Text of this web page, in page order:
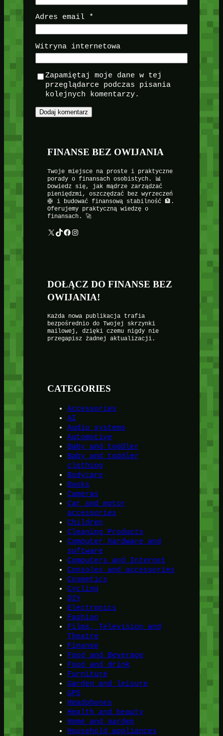
Adres email *
Witryna internetowa
Zapamiętaj moje dane w tej
przeglądarce podczas pisania
kolejnych komentarzy.
FINANSE BEZ OWIJANIA
Twoje miejsce na proste i praktyczne
porady o finansach osobistych. 📊
Dowiedz się, jak mądrze zarządzać
pieniędzmi, oszczędzać bez wyrzeczeń
🛟 i budować finansową stabilność 🏦.
Oferujemy praktyczną wiedzę o
finansach. 🚀
X TikTok Facebook Instagram
DOŁĄCZ DO FINANSE BEZ
OWIJANIA!
Każda nowa publikacja trafia
bezpośrednio do Twojej skrzynki
mailowej, dzięki czemu nigdy nie
przegapisz żadnej aktualizacji.
CATEGORIES
Accessories
AI
Audio systems
Automotive
Baby and toddler
Baby and toddler
clothing
Bodycare
Books
Cameras
Car and motor
accessories
Children
Cleaning Products
Computer hardware and
software
Computers and Internet
Consoles and accessories
Cosmetics
Cycling
DIY
Electronics
Fashion
Films, Television and
Theatre
Finanse
Food and Beverage
Food and drink
Furniture
Garden and leisure
GPS
Headphones
Health and beauty
Home and garden
Household appliances